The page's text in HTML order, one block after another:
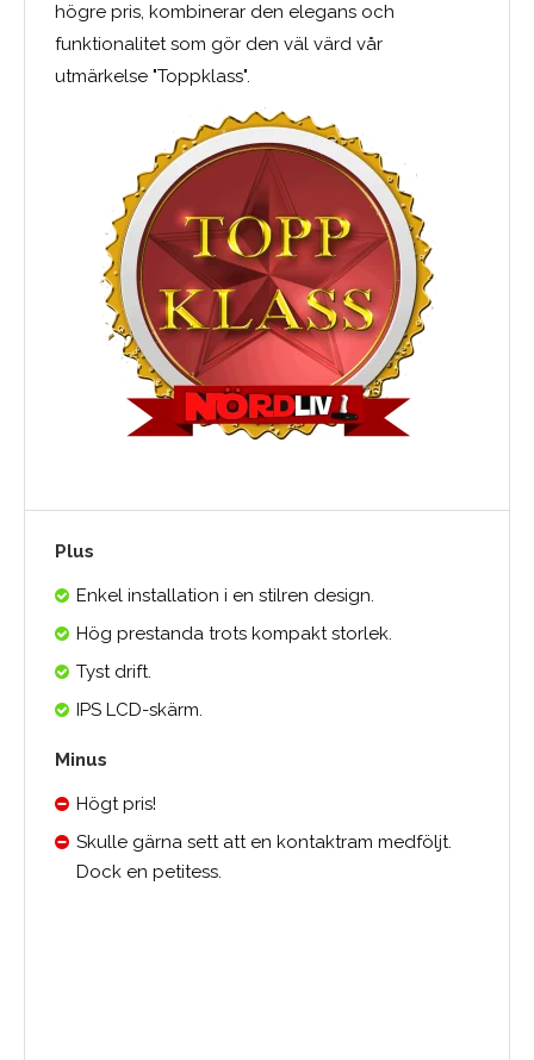
högre pris, kombinerar den elegans och
funktionalitet som gör den väl värd vår
utmärkelse "Toppklass".
Plus
Enkel installation i en stilren design.
Hög prestanda trots kompakt storlek.
Tyst drift.
IPS LCD-skärm.
Minus
Högt pris!
Skulle gärna sett att en kontaktram medföljt.
Dock en petitess.